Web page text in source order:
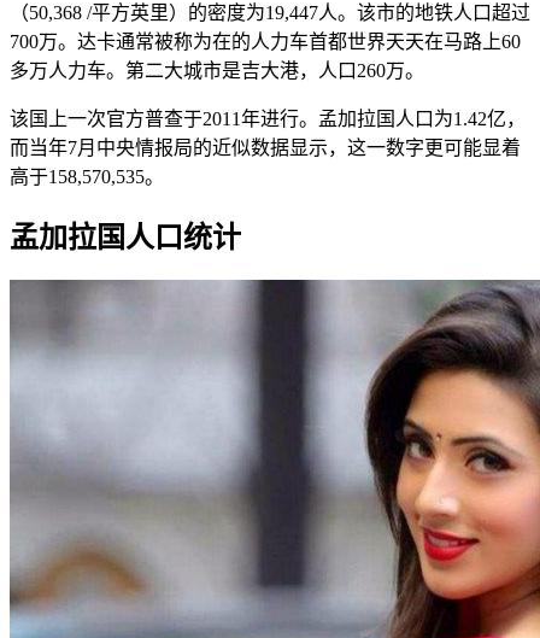
（50,368 /平方英里）的密度为19,447人。该市的地铁人口超过
700万。达卡通常被称为在的人力车首都世界天天在马路上60
多万人力车。第二大城市是吉大港，人口260万。
该国上一次官方普查于2011年进行。孟加拉国人口为1.42亿，
而当年7月中央情报局的近似数据显示，这一数字更可能显着
高于158,570,535。
孟加拉国人口统计